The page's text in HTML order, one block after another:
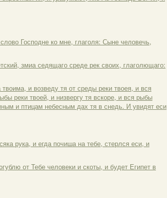
Господне ко мне, глаголя: Сыне человечь,
змиа седящаго среде рек своих, глаголющаго:
и возведу тя от среды реки твоея, и вся
реки твоей, и низвергу тя вскоре, и вся рыбы
и птицам небесным дах тя в снедь. И увидят еси
рука, и егда почиша на тебе, стерлся еси, и
от Тебе человеки и скоты, и будет Египет в